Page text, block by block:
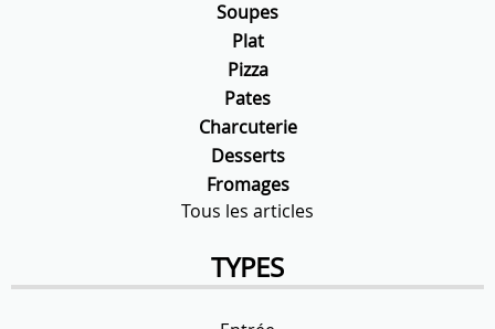
Soupes
Plat
Pizza
Pates
Charcuterie
Desserts
Fromages
Tous les articles
TYPES